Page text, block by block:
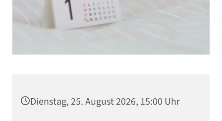
Dienstag, 25. August 2026, 15:00 Uhr